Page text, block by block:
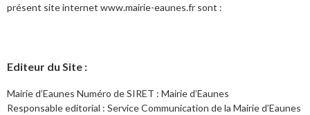
présent site internet www.mairie-eaunes.fr sont :
Editeur du Site :
Mairie d’Eaunes Numéro de SIRET : Mairie d’Eaunes
Responsable editorial : Service Communication de la Mairie d’Eaunes